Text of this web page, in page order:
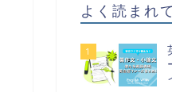
よく読まれ
1